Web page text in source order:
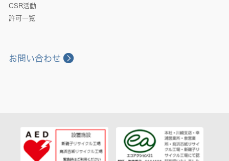
CSR活動
許可一覧
お問い合わせ